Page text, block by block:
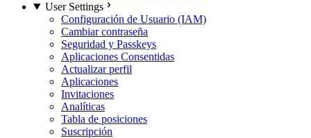
User Settings
Configuración de Usuario (IAM)
Cambiar contraseña
Seguridad y Passkeys
Aplicaciones Consentidas
Actualizar perfil
Aplicaciones
Invitaciones
Analíticas
Tabla de posiciones
Suscripción